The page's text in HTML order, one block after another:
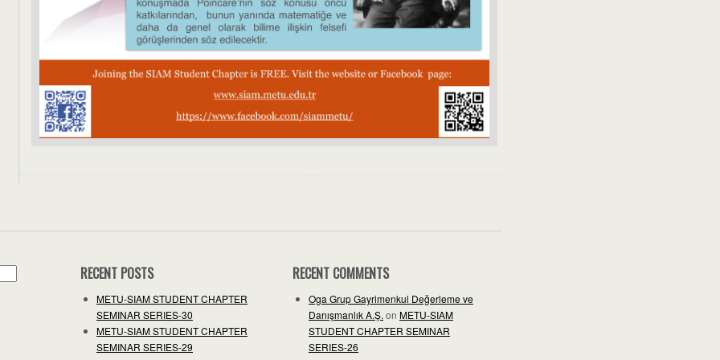
RECENT POSTS
METU-SIAM STUDENT CHAPTER
SEMINAR SERIES-30
METU-SIAM STUDENT CHAPTER
SEMINAR SERIES-29
RECENT COMMENTS
Oga Grup Gayrimenkul Değerleme ve
Danışmanlık A.Ş. on METU-SIAM
STUDENT CHAPTER SEMINAR
SERIES-26